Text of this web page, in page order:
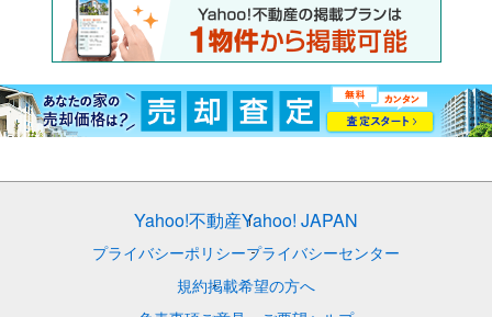
Yahoo!不動産Yahoo! JAPAN
プライバシーポリシープライバシーセンター
規約掲載希望の方へ